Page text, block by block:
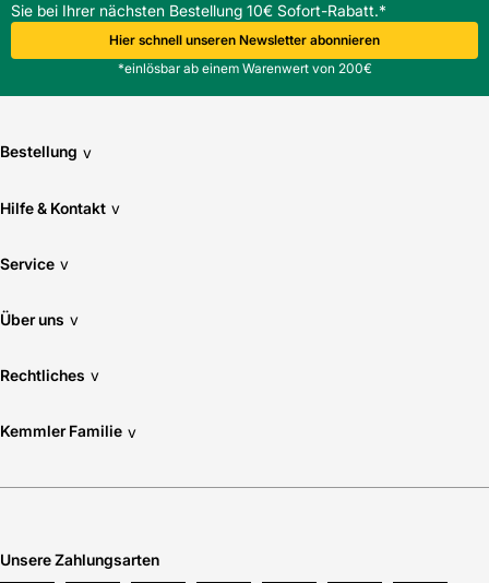
Sie bei Ihrer nächsten Bestellung 10€ Sofort-Rabatt.*
Hier schnell unseren Newsletter abonnieren
*einlösbar ab einem Warenwert von 200€
Bestellung v
Hilfe & Kontakt v
Service v
Über uns v
Rechtliches v
Kemmler Familie v
Unsere Zahlungsarten